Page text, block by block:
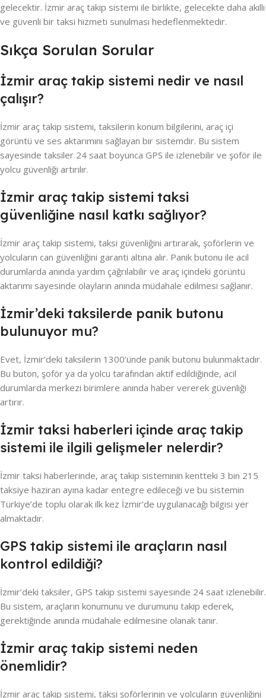
gelecektir. İzmir araç takip sistemi ile birlikte, gelecekte daha akıllı
ve güvenli bir taksi hizmeti sunulması hedeflenmektedir.
Sıkça Sorulan Sorular
İzmir araç takip sistemi nedir ve nasıl
çalışır?
İzmir araç takip sistemi, taksilerin konum bilgilerini, araç içi
görüntü ve ses aktarımını sağlayan bir sistemdir. Bu sistem
sayesinde taksiler 24 saat boyunca GPS ile izlenebilir ve şoför ile
yolcu güvenliği artırılır.
İzmir araç takip sistemi taksi
güvenliğine nasıl katkı sağlıyor?
İzmir araç takip sistemi, taksi güvenliğini artırarak, şoförlerin ve
yolcuların can güvenliğini garanti altına alır. Panik butonu ile acil
durumlarda anında yardım çağrılabilir ve araç içindeki görüntü
aktarımı sayesinde olayların anında müdahale edilmesi sağlanır.
İzmir’deki taksilerde panik butonu
bulunuyor mu?
Evet, İzmir’deki taksilerin 1300’ünde panik butonu bulunmaktadır.
Bu buton, şoför ya da yolcu tarafından aktif edildiğinde, acil
durumlarda merkezi birimlere anında haber vererek güvenliği
artırır.
İzmir taksi haberleri içinde araç takip
sistemi ile ilgili gelişmeler nelerdir?
İzmir taksi haberlerinde, araç takip sisteminin kentteki 3 bin 215
taksiye haziran ayına kadar entegre edileceği ve bu sistemin
Türkiye’de toplu olarak ilk kez İzmir’de uygulanacağı bilgisi yer
almaktadır.
GPS takip sistemi ile araçların nasıl
kontrol edildiği?
İzmir’deki taksiler, GPS takip sistemi sayesinde 24 saat izlenebilir.
Bu sistem, araçların konumunu ve durumunu takip ederek,
gerektiğinde anında müdahale edilmesine olanak tanır.
İzmir araç takip sistemi neden
önemlidir?
İzmir araç takip sistemi, taksi şoförlerinin ve yolcuların güvenliğini